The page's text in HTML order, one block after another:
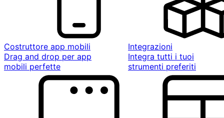
Costruttore app mobili
Drag and drop per app
mobili perfette
Integrazioni
Integra tutti i tuoi
strumenti preferiti